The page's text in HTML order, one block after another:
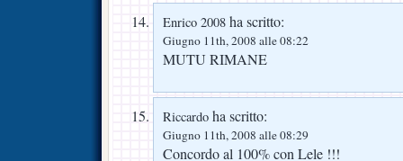
Enrico 2008 ha scritto:
Giugno 11th, 2008 alle 08:22
MUTU RIMANE
Riccardo ha scritto:
Giugno 11th, 2008 alle 08:29
Concordo al 100% con Lele !!!